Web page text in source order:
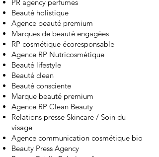
PR agency perfumes
Beauté holistique
Agence beauté premium
Marques de beauté engagées
RP cosmétique écoresponsable
Agence RP Nutricosmétique
Beauté lifestyle
Beauté clean
Beauté consciente
Marque beauté premium
Agence RP Clean Beauty
Relations presse Skincare / Soin du
visage
Agence communication cosmétique bio
Beauty Press Agency